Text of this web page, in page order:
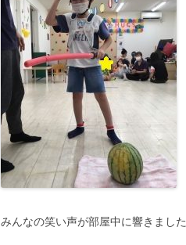
みんなの笑い声が部屋中に響きました